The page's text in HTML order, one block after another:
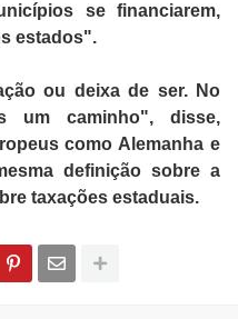
se financiarem,
estados".
ou deixa de ser. No
um caminho", disse,
como Alemanha e
definição sobre a
taxações estaduais.